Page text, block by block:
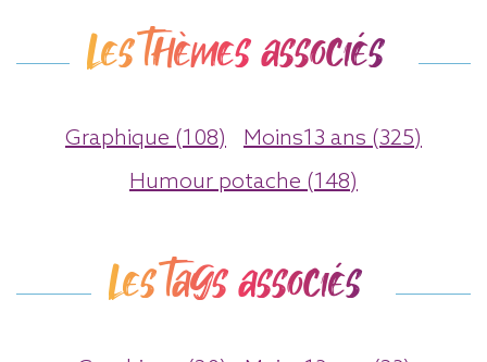
Les thèmes associés
Graphique (108)
Moins13 ans (325)
Humour potache (148)
Les tags associés